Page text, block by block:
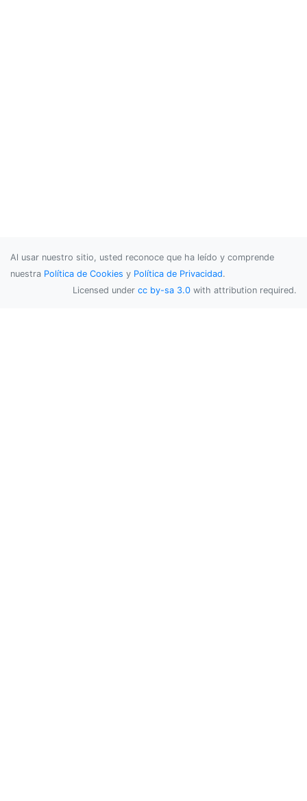
Al usar nuestro sitio, usted reconoce que ha leído y comprende
nuestra Política de Cookies y Política de Privacidad.
Licensed under cc by-sa 3.0 with attribution required.